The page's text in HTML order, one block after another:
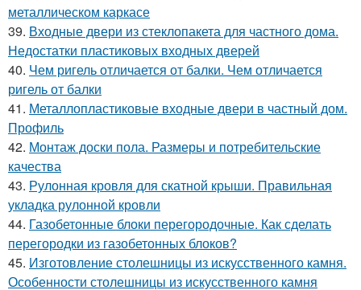
металлическом каркасе
39. Входные двери из стеклопакета для частного дома.
Недостатки пластиковых входных дверей
40. Чем ригель отличается от балки. Чем отличается
ригель от балки
41. Металлопластиковые входные двери в частный дом.
Профиль
42. Монтаж доски пола. Размеры и потребительские
качества
43. Рулонная кровля для скатной крыши. Правильная
укладка рулонной кровли
44. Газобетонные блоки перегородочные. Как сделать
перегородки из газобетонных блоков?
45. Изготовление столешницы из искусственного камня.
Особенности столешницы из искусственного камня